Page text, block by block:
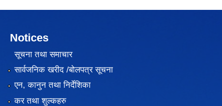
Notices
सूचना तथा समाचार
सार्वजनिक खरीद /बोलपत्र सूचना
एन, कानुन तथा निर्देशिका
कर तथा शुल्कहरु